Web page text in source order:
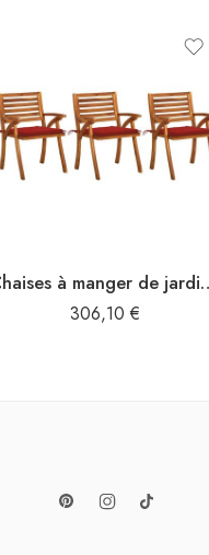
Chaises à manger
306,10 €